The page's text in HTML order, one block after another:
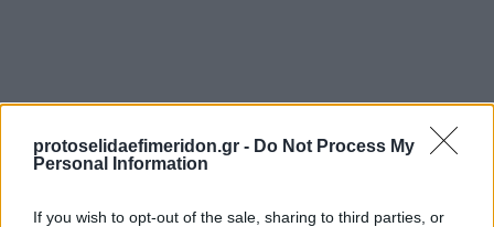
protoselidaefimeridon.gr - Do Not Process My
Personal Information
If you wish to opt-out of the sale, sharing to third parties, or